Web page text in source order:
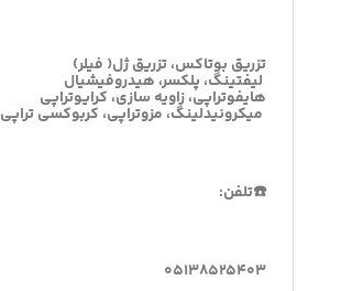
تزریق بوتاکس، تزریق ژل( فیلر)
لیفتینگ، پلکسر، هیدروفیشیال
هایفوتراپی، زاویه سازی، کرایوتراپی
میکرونیدلینگ، مزوتراپی، کربوکسی تراپی
☎️تلفن:
۰۵۱۳۸۵۲۵۴۰۳